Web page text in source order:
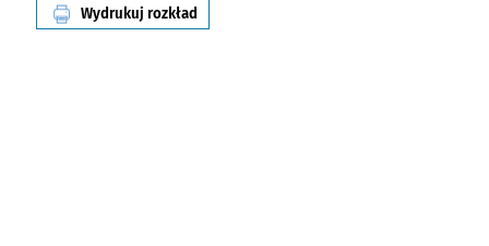
Wydrukuj rozkład
linii nr 134